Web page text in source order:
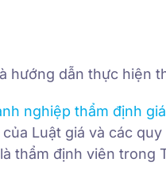
hướng dẫn thực hiện
nghiệp thẩm định giá
Luật giá và các
thẩm định viên trong